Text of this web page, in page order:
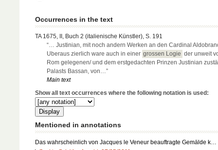
Occurrences in the text
TA 1675, II, Buch 2 (italienische Künstler), S. 191
“… Justinian, mit noch andern Werken an den Cardinal
Uberaus zierlich ware auch in einer grossen Logie der unweit
Rom gelegenen/ und dem erstgedachten Prinzen Justinian
Palasts Bassan, von…”
Main text
Show all text occurrences where the following notation is used:
Mentioned in annotations
Das wahrscheinlich von Jacques le Veneur beauftragte Gemälde k…